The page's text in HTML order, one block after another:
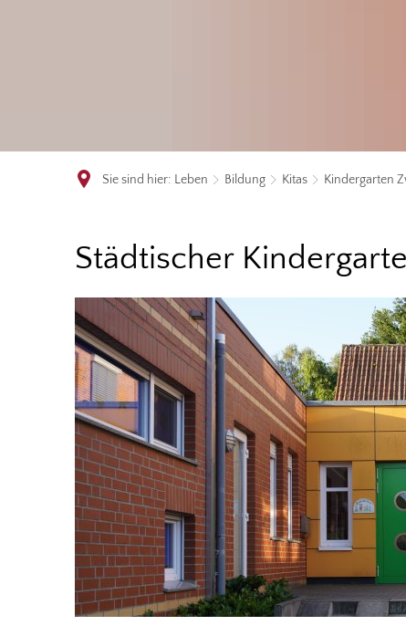
Sie sind hier: Leben Bildung Kitas Kindergarten
Kindergarten
Zwergenland
Städtischer